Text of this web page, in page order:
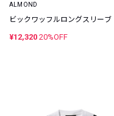
ALMOND
ビックワッフルロングスリーブ
¥12,320 20%OFF